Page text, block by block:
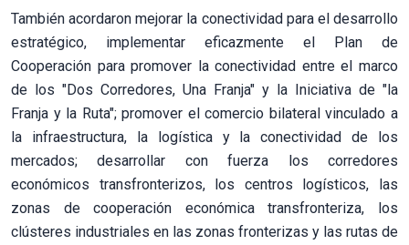
También acordaron mejorar la conectividad para el desarrollo
estratégico, implementar eficazmente el Plan de
Cooperación para promover la conectividad entre el marco
de los "Dos Corredores, Una Franja" y la Iniciativa de "la
Franja y la Ruta"; promover el comercio bilateral vinculado a
la infraestructura, la logística y la conectividad de los
mercados; desarrollar con fuerza los corredores
económicos transfronterizos, los centros logísticos, las
zonas de cooperación económica transfronteriza, los
clústeres industriales en las zonas fronterizas y las rutas de